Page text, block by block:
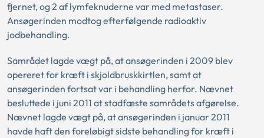
fjernet, og 2 af lymfeknuderne var med metastaser.
Ansøgerinden modtog efterfølgende radioaktiv
jodbehandling.
Samrådet lagde vægt på, at ansøgerinden i 2009 blev
opereret for kræft i skjoldbruskkirtlen, samt at
ansøgerinden fortsat var i behandling herfor. Nævnet
besluttede i juni 2011 at stadfæste samrådets afgørelse.
Nævnet lagde vægt på, at ansøgerinden i januar 2011
havde haft den foreløbigt sidste behandling for kræft i